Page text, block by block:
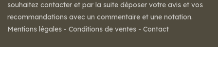
souhaitez contacter et par la suite déposer votre avis et vos
recommandations avec un commentaire et une notation.
Mentions légales - Conditions de ventes - Contact